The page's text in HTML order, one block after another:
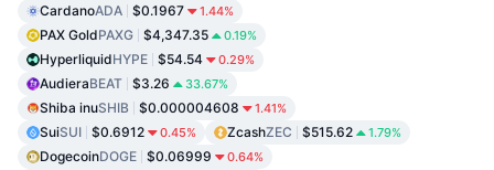
CardanoADA $0.1967 1.44%
PAX GoldPAXG $4,347.35 0.19%
HyperliquidHYPE $54.54 0.29%
AudieraBEAT $3.26 33.67%
Shiba inuSHIB $0.000004608 1.41%
SuiSUI $0.6912 0.45% ZcashZEC $515.62 1.79%
DogecoinDOGE $0.06999 0.64%